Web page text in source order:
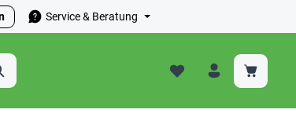
Service & Beratung